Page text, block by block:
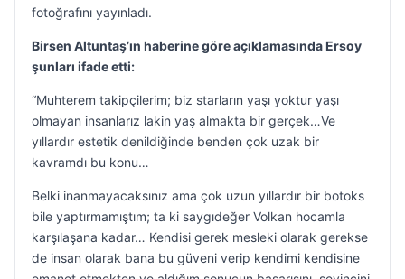
fotoğrafını yayınladı.
Birsen Altuntaş’ın haberine göre açıklamasında Ersoy
şunları ifade etti:
“Muhterem takipçilerim; biz starların yaşı yoktur yaşı
olmayan insanlarız lakin yaş almakta bir gerçek…Ve
yıllardır estetik denildiğinde benden çok uzak bir
kavramdı bu konu…
Belki inanmayacaksınız ama çok uzun yıllardır bir botoks
bile yaptırmamıştım; ta ki saygıdeğer Volkan hocamla
karşılaşana kadar… Kendisi gerek mesleki olarak gerekse
de insan olarak bana bu güveni verip kendimi kendisine